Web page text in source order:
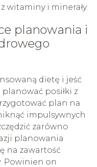
witaminy i minerały.
planowania i
dietę i jeść
planować posiłki z
plan na
impulsywnych
zarówno
planowania
na zawartość
Powinien on